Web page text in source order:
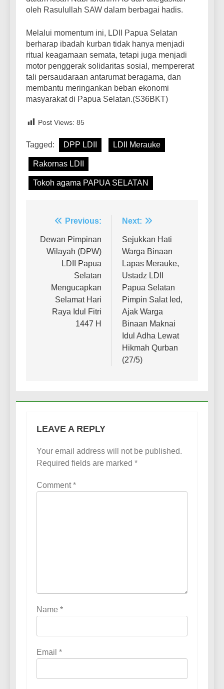
oleh Rasulullah SAW dalam berbagai hadis.
​Melalui momentum ini, LDII Papua Selatan
berharap ibadah kurban tidak hanya menjadi
ritual keagamaan semata, tetapi juga menjadi
motor penggerak solidaritas sosial, mempererat
tali persaudaraan antarumat beragama, dan
membantu meringankan beban ekonomi
masyarakat di Papua Selatan.(S36BKT)
Post Views: 85
Tagged: DPP LDII LDII Merauke
Rakornas LDII
Tokoh agama PAPUA SELATAN
Post
navigation
Previous:
Dewan Pimpinan
Wilayah (DPW)
LDII Papua
Selatan
Mengucapkan
Selamat Hari
Raya Idul Fitri
1447 H
Next:
Sejukkan Hati
Warga Binaan
Lapas Merauke,
Ustadz LDII
Papua Selatan
Pimpin Salat Ied,
Ajak Warga
Binaan Maknai
Idul Adha Lewat
Hikmah Qurban
(27/5)
LEAVE A REPLY
Your email address will not be published.
Required fields are marked *
Comment*
Name *
Email *